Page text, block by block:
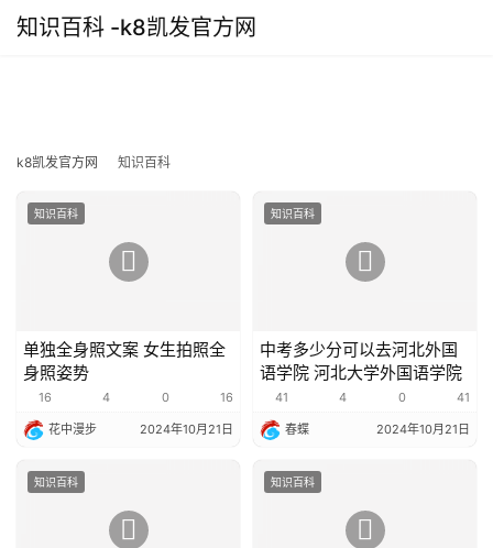
知识百科 -k8凯发官方网
k8凯发官方网 知识百科
知识百科
单独全身照文案 女生拍照全
身照姿势
16 4 0 16
花中漫步 2024年10月21日
知识百科
中考多少分可以去河北外国
语学院 河北大学外国语学院
41 4 0 41
春蝶 2024年10月21日
知识百科 知识百科